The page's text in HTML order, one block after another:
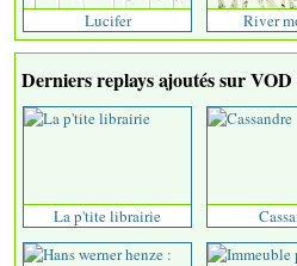
Lucifer River
Derniers replays ajoutés sur
La p'tite librairie